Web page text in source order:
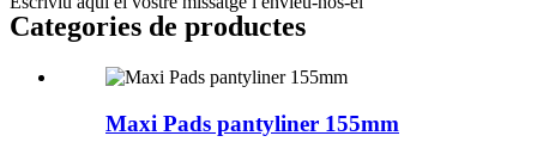
Categories de productes
Maxi Pads pantyliner 155mm